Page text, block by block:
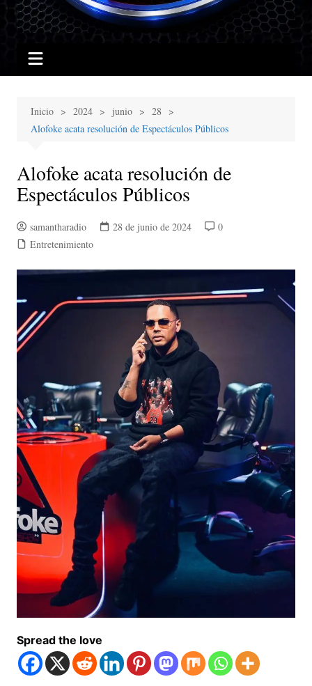
Inicio 2024 junio
28
Alofoke acata resolución de Espectáculos Públicos
Alofoke acata resolución de
Espectáculos Públicos
samantharadio 28 de junio de 2024
0
Entretenimiento
Spread the love